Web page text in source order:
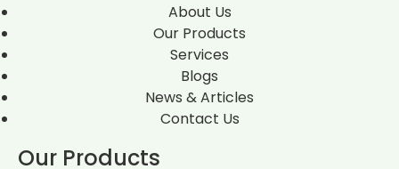
About Us
Our Products
Services
Blogs
News & Articles
Contact Us
Our Products